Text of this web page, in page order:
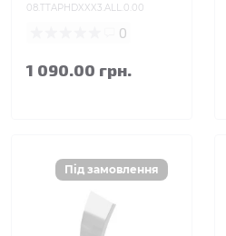
08.TTAPHDXXX3.ALL.0.00
0
1 090.00 грн.